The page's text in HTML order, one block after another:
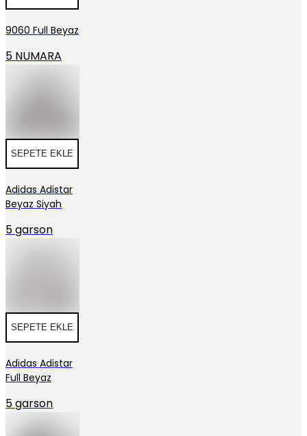
9060 Full Beyaz
5 NUMARA
SEPETE EKLE
Adidas Adistar
Beyaz Siyah
5 garson
SEPETE EKLE
Adidas Adistar
Full Beyaz
5 garson